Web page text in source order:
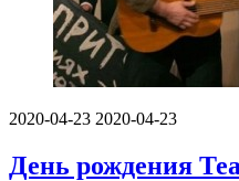
2020-04-23 2020-04-23
День рождения